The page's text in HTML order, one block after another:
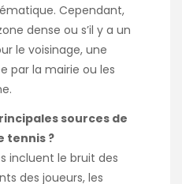
Cependant,
dense ou s’il y a un
le voisinage, une
par la mairie ou les
sources de
tennis ?
incluent le bruit des
des joueurs, les